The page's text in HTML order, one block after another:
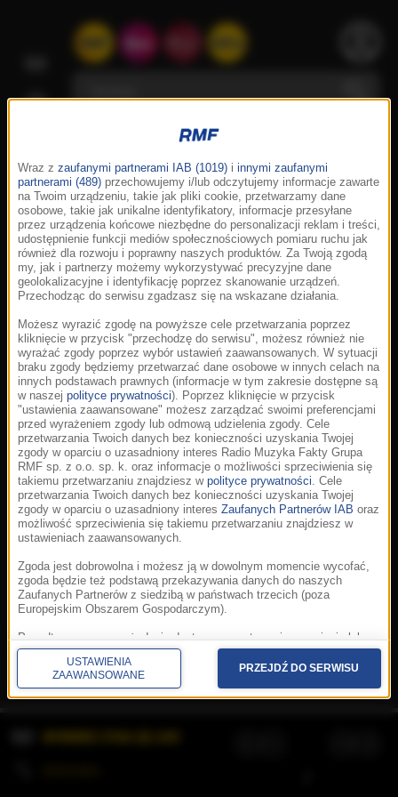
Korzystanie z portalu oznacza akceptację
Prywatność.Aplikacje.© 2026 Radio Muzyka
Fakty Grupa RMF sp. z o.o. sp. k.
Wraz z zaufanymi partnerami IAB (1019) i innymi zaufanymi
partnerami (489) przechowujemy i/lub odczytujemy informacje zawarte
na Twoim urządzeniu, takie jak pliki cookie, przetwarzamy dane
osobowe, takie jak unikalne identyfikatory, informacje przesyłane
przez urządzenia końcowe niezbędne do personalizacji reklam i treści,
udostępnienie funkcji mediów społecznościowych pomiaru ruchu jak
również dla rozwoju i poprawny naszych produktów. Za Twoją zgodą
my, jak i partnerzy możemy wykorzystywać precyzyjne dane
geolokalizacyjne i identyfikację poprzez skanowanie urządzeń.
Przechodząc do serwisu zgadzasz się na wskazane działania.
Możesz wyrazić zgodę na powyższe cele przetwarzania poprzez
kliknięcie w przycisk "przechodzę do serwisu", możesz również nie
wyrażać zgody poprzez wybór ustawień zaawansowanych. W sytuacji
braku zgody będziemy przetwarzać dane osobowe w innych celach na
innych podstawach prawnych (informacje w tym zakresie dostępne są
w naszej polityce prywatności). Poprzez kliknięcie w przycisk
"ustawienia zaawansowane" możesz zarządzać swoimi preferencjami
przed wyrażeniem zgody lub odmową udzielenia zgody. Cele
przetwarzania Twoich danych bez konieczności uzyskania Twojej
zgody w oparciu o uzasadniony interes Radio Muzyka Fakty Grupa
RMF sp. z o.o. sp. k. oraz informacje o możliwości sprzeciwienia się
takiemu przetwarzaniu znajdziesz w polityce prywatności. Cele
przetwarzania Twoich danych bez konieczności uzyskania Twojej
zgody w oparciu o uzasadniony interes Zaufanych Partnerów IAB oraz
możliwość sprzeciwienia się takiemu przetwarzaniu znajdziesz w
ustawieniach zaawansowanych.
Zgoda jest dobrowolna i możesz ją w dowolnym momencie wycofać,
zgoda będzie też podstawą przekazywania danych do naszych
Zaufanych Partnerów z siedzibą w państwach trzecich (poza
Europejskim Obszarem Gospodarczym).
Ponadto masz prawo żądania dostępu, sprostowania, usunięcia lub
ograniczenia przetwarzania danych, a także złożenia skargi do
Prezesa Urzędu Ochrony Danych Osobowych. W polityce prywatności
znajdziesz informacje jak wykonać swoje prawa. Szczegółowe
informacje na temat przetwarzania Twoich danych znajdują się w
USTAWIENIA
ZAAWANSOWANE
PRZEJDŹ DO SERWISU